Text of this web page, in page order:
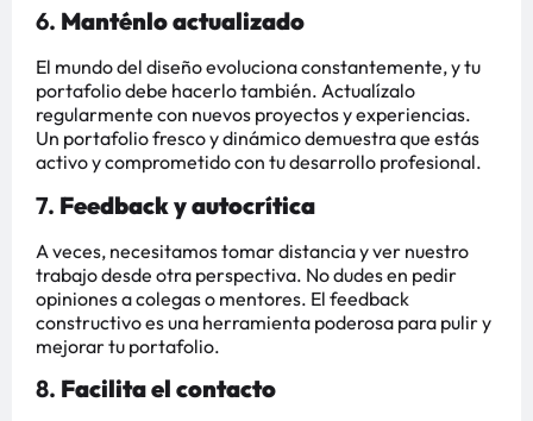
6. Manténlo actualizado
El mundo del diseño evoluciona constantemente, y tu
portafolio debe hacerlo también. Actualízalo
regularmente con nuevos proyectos y experiencias.
Un portafolio fresco y dinámico demuestra que estás
activo y comprometido con tu desarrollo profesional.
7. Feedback y autocrítica
A veces, necesitamos tomar distancia y ver nuestro
trabajo desde otra perspectiva. No dudes en pedir
opiniones a colegas o mentores. El feedback
constructivo es una herramienta poderosa para pulir y
mejorar tu portafolio.
8. Facilita el contacto